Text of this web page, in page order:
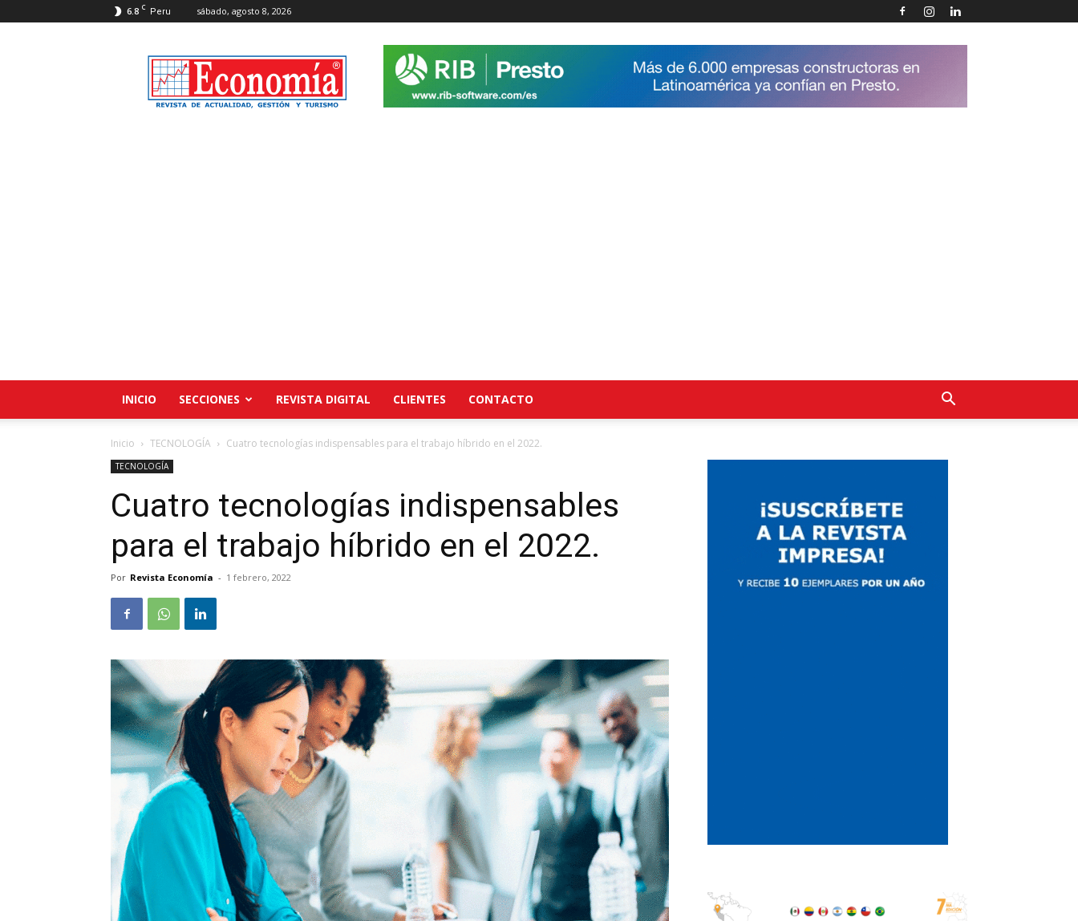
6.8 C Peru sábado, agosto 8, 2026
Revista
Economía
INICIO SECCIONES REVISTA DIGITAL CLIENTES CONTACTO
Inicio TECNOLOGÍA Cuatro tecnologías indispensables para el trabajo híbrido en el 2022.
TECNOLOGÍA
Cuatro tecnologías indispensables
para el trabajo híbrido en el 2022.
Por Revista Economía - 1 febrero, 2022